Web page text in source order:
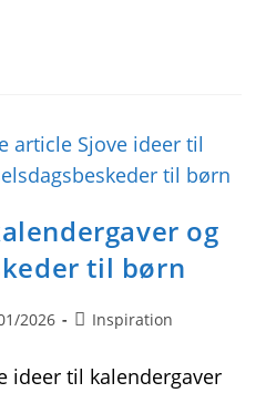
og
til børn
2026
PostInspiration
ideer til kalendergaver